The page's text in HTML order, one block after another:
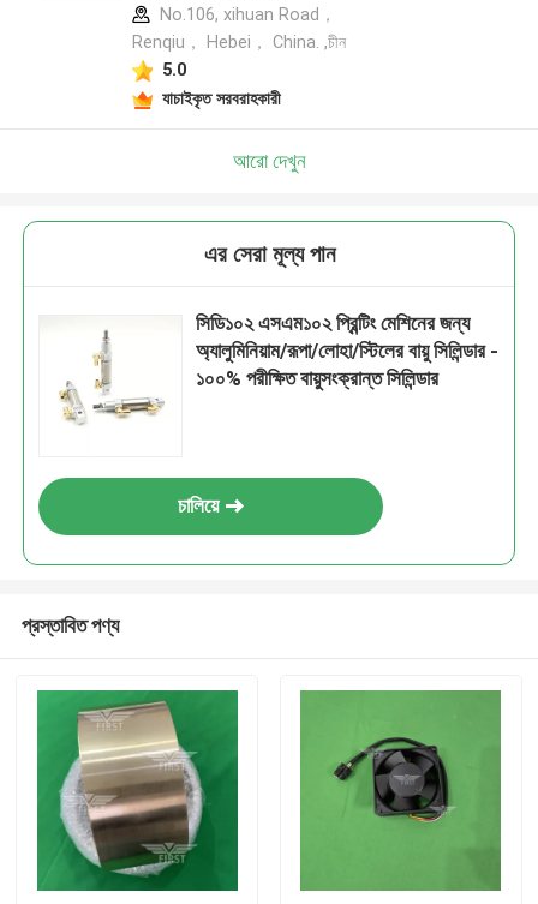
No.106, xihuan Road，
Renqiu， Hebei， China. ,চীন
5.0
যাচাইকৃত সরবরাহকারী
আরো দেখুন
এর সেরা মূল্য পান
সিডি১০২ এসএম১০২ প্রিন্টিং মেশিনের জন্য
অ্যালুমিনিয়াম/রূপা/লোহা/স্টিলের বায়ু সিলিন্ডার -
১০০% পরীক্ষিত বায়ুসংক্রান্ত সিলিন্ডার
চালিয়ে
প্রস্তাবিত পণ্য